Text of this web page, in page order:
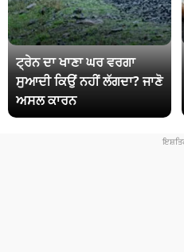
ਟ੍ਰੇਨ ਦਾ ਖਾਣਾ ਘਰ ਵਰਗਾ
ਸੁਆਦੀ ਕਿਉਂ ਨਹੀਂ ਲੱਗਦਾ? ਜਾਣੋ
ਅਸਲ ਕਾਰਨ